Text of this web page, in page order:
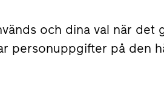
och dina val när det
personuppgifter på den